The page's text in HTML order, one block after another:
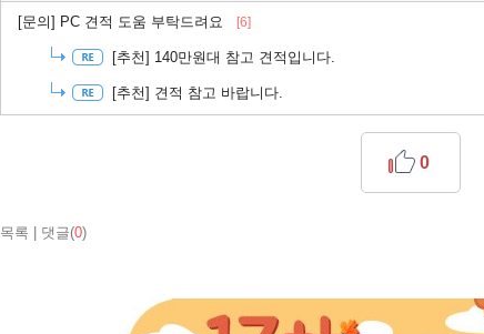
[문의] PC 견적 도움 부탁드려요 [6]
[추천] 140만원대 참고 견적입니다.
[추천] 견적 참고 바랍니다.
목록 댓글(0)
0